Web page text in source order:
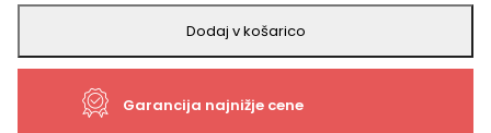
6545,
širine
Dodaj v košarico
Garancija najnižje cene